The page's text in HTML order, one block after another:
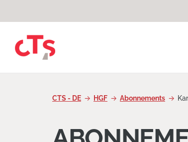
CTS - DE HGF Abonnements